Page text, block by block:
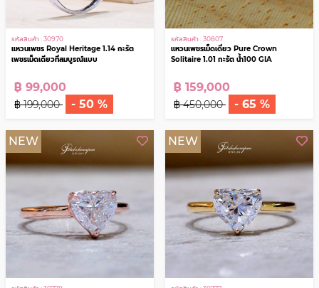
รหัสสินค้า : 30970
แหวนเพชร Royal Heritage 1.14 กะรัต
เพชรเม็ดเดียวที่สมบูรณ์แบบ
฿ 199,000 - 50 %
รหัสสินค้า : 30807
แหวนเพชรเม็ดเดี่ยว Pure Crown
Solitaire 1.01 กะรัต น้ำ100 GIA
฿ 159,000
฿ 450,000 - 65 %
NEW NEW